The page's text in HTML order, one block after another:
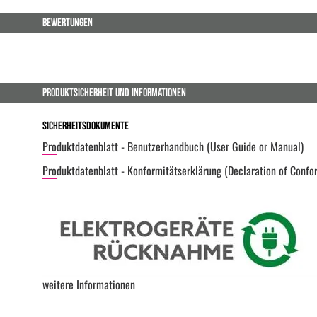
BEWERTUNGEN
PRODUKTSICHERHEIT UND INFORMATIONEN
Sicherheitsdokumente
Produktdatenblatt - Benutzerhandbuch (User Guide or Manual)
Produktdatenblatt - Konformitätserklärung (Declaration of
weitere Informationen